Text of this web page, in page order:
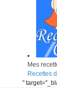
Mes
Recettes
"